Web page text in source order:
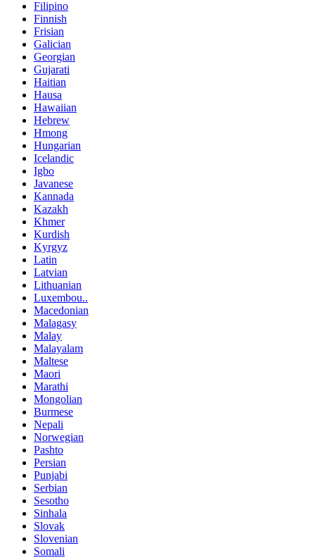
Filipino
Finnish
Frisian
Galician
Georgian
Gujarati
Haitian
Hausa
Hawaiian
Hebrew
Hmong
Hungarian
Icelandic
Igbo
Javanese
Kannada
Kazakh
Khmer
Kurdish
Kyrgyz
Latin
Latvian
Lithuanian
Luxembou..
Macedonian
Malagasy
Malay
Malayalam
Maltese
Maori
Marathi
Mongolian
Burmese
Nepali
Norwegian
Pashto
Persian
Punjabi
Serbian
Sesotho
Sinhala
Slovak
Slovenian
Somali